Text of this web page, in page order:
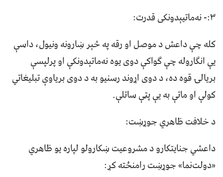
۳:- نه‌ماتیېدونکی قدرت:
کله چې داعش د موصل او رقه په څېر ښارونه ونیول، داسې
یې انګاروله چې ګواکې دوی یوه نه‌ماتېدونکې او پرلپسې
بریالۍ قوه ده، د دوی اړوند رسنیو به د دوی بریاوې تبلیغاتي
کولې او ماتې به یې پټې ساتلې.
د خلافت ظاهري جوړښت:
داعشي جنایتکارو د مشروعیت ښکارولو لپاره یو ظاهري
«دولت‌نما» جوړښت رامنځته کړ: